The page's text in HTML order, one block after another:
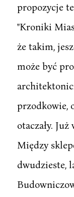
propozycje
"Kroniki
że takim,
może być
przodkowie,
otaczały.
Między
dwudzieste,